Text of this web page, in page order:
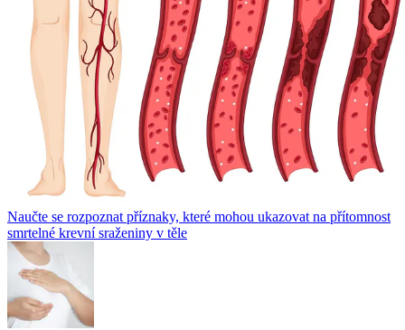
Naučte se rozpoznat příznaky, které mohou ukazovat na přítomnost
smrtelné krevní sraženiny v těle